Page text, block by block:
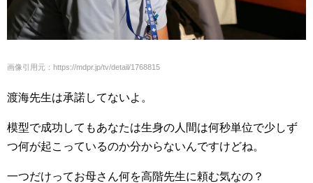
画像引用元：https://mdpr.jp/tv/detail/1768815
渡海先生は承諾してないよ。
模型で成功してもあなたは生身の人間は何秒単位で少しず
つ何が起こっているのか分からないんですけどね。
一つだけってお母さん何を高階先生に頼む気なの？